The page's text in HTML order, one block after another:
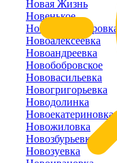
Новая Жизнь
Новенькое
Новоалександровка
Новоалексеевка
Новоандреевка
Новобобровское
Нововасильевка
Новогригорьевка
Новодолинка
Новоекатериновка
Новожиловка
Новозбурьевка
Новозуевка